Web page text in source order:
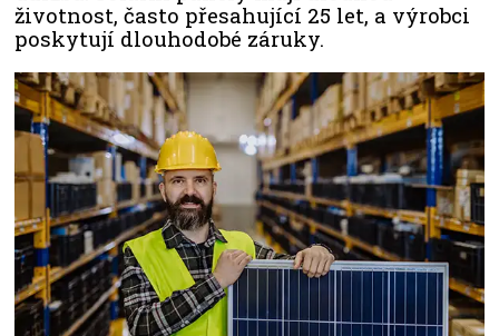
životnost, často přesahující 25 let, a výrobci
poskytují dlouhodobé záruky.